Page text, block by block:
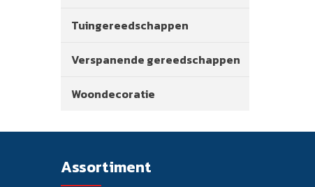
Tuingereedschappen
Verspanende gereedschappen
Woondecoratie
Assortiment